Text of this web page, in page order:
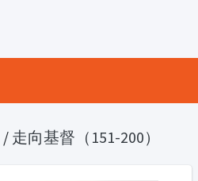
/ 走向基督（151-200）